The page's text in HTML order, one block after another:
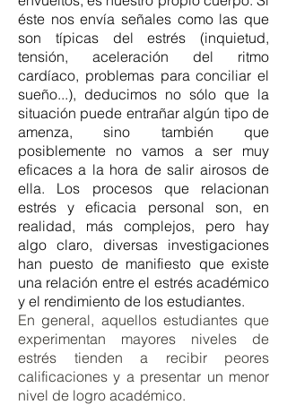
éste nos envía señales como las que
son típicas del estrés (inquietud,
tensión, aceleración del ritmo
cardíaco, problemas para conciliar el
sueño...), deducimos no sólo que la
situación puede entrañar algún tipo de
amenza, sino también que
posiblemente no vamos a ser muy
eficaces a la hora de salir airosos de
ella. Los procesos que relacionan
estrés y eficacia personal son, en
realidad, más complejos, pero hay
algo claro, diversas investigaciones
han puesto de manifiesto que existe
una relación entre el estrés académico
y el rendimiento de los estudiantes.
En general, aquellos estudiantes que
experimentan mayores niveles de
estrés tienden a recibir peores
calificaciones y a presentar un menor
nivel de logro académico.